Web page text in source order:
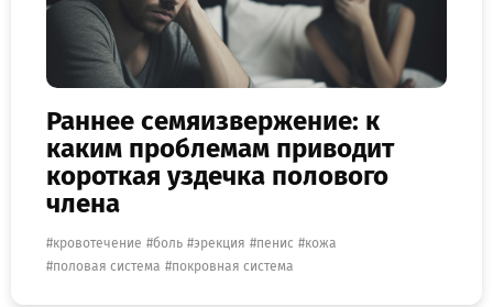
Раннее семяизвержение: к
каким проблемам приводит
короткая уздечка полового
члена
кровотечение боль эрекция пенис
кожа
половая система
покровная система